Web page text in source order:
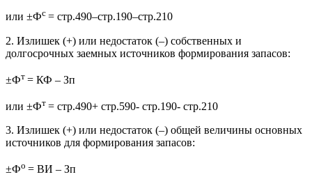
или ±Фс = стр.490–стр.190–стр.210
2. Излишек (+) или недостаток (–) собственных и
долгосрочных заемных источников формирования запасов:
±Фт = КФ – Зп
или ±Фт = стр.490+ стр.590- стр.190- стр.210
3. Излишек (+) или недостаток (–) общей величины основных
источников для формирования запасов:
±Фо = ВИ – Зп